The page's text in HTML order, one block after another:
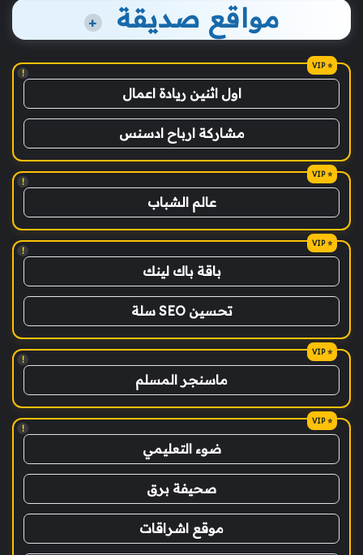
مواقع صديقة +
!
اول اثنين ريادة اعمال
مشاركة ارباح ادسنس
!
عالم الشباب
!
باقة باك لينك
تحسين SEO سلة
!
ماسنجر المسلم
!
ضوء التعليمي
صحيفة برق
موقع اشراقات